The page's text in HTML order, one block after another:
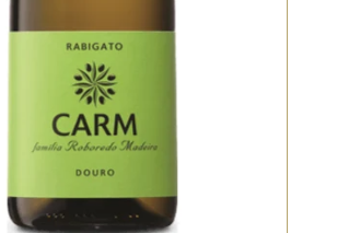
et nerveux
VOIR LE PRODUIT